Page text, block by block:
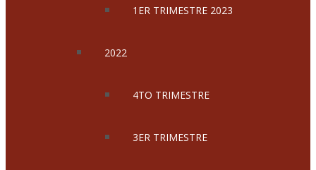
1ER TRIMESTRE 2023
2022
4TO TRIMESTRE
3ER TRIMESTRE